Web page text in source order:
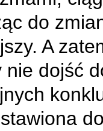
do
A
nie dojść